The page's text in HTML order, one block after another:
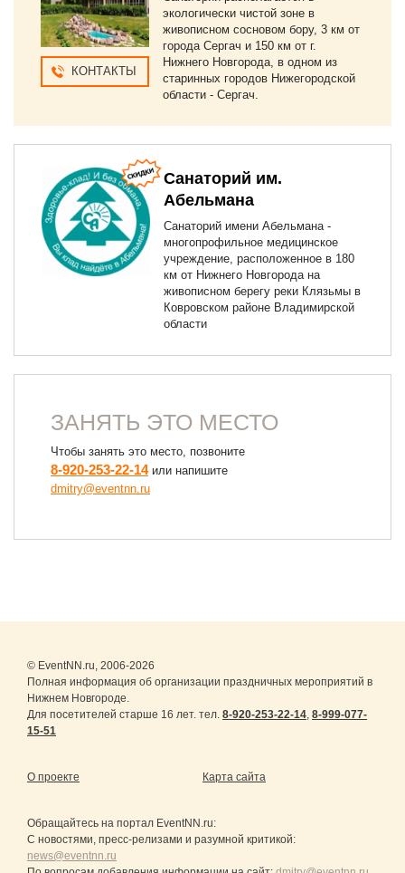
КОНТАКТЫ
экологически чистой зоне в
живописном сосновом бору, 3 км от
города Сергач и 150 км от г.
Нижнего Новгорода, в одном из
старинных городов Нижегородской
области - Сергач.
Санаторий им.
Абельмана
Санаторий имени Абельмана -
многопрофильное медицинское
учреждение, расположенное в 180
км от Нижнего Новгорода на
живописном берегу реки Клязьмы в
Ковровском районе Владимирской
области
ЗАНЯТЬ ЭТО МЕСТО
Чтобы занять это место, позвоните
8-920-253-22-14или напишите
dmitry@eventnn.ru
© EventNN.ru, 2006-2026
Полная информация об организации праздничных мероприятий в
Нижнем Новгороде.
Для посетителей старше 16 лет. тел. 8-920-253-22-14, 8-999-077-
15-51
О проекте Карта сайта
Обращайтесь на портал EventNN.ru:
С новостями, пресс-релизами и разумной критикой:
news@eventnn.ru